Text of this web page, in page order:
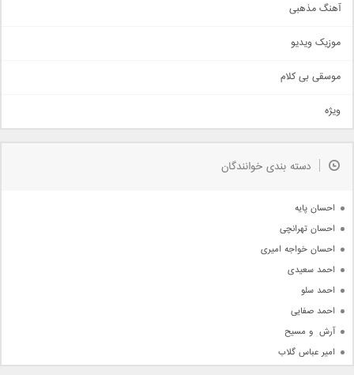
حماسی
سنتی
اهنگ بندرعباسی
دمو
مذهبی
جدیدترین ها
آهنگ مذهبی
موزیک ویدیو
موسقی بی کلام
ویژه
دسته بندی خوانندگان
احسان پایه
احسان تهرانچی
احسان خواجه امیری
احمد سعیدی
احمد سلو
احمد صفایی
آرش  و مسیح
امیر عباس گلاب